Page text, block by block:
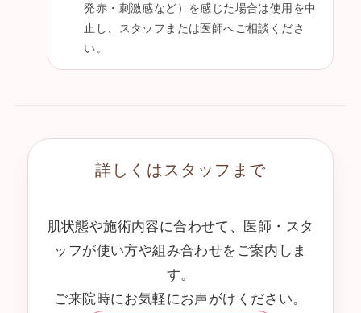
発赤・刺激感など）を感じた場合は使用を中
止し、スタッフまたは医師へご相談くださ
い。
詳しくはスタッフまで
肌状態や施術内容に合わせて、医師・スタ
ッフが使い方や組み合わせをご案内しま
す。
ご来院時にお気軽にお声がけください。